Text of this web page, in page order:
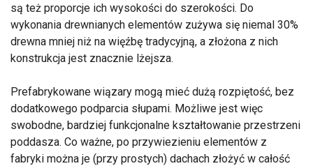
są też proporcje ich wysokości do szerokości. Do
wykonania drewnianych elementów zużywa się niemal 30%
drewna mniej niż na więźbę tradycyjną, a złożona z nich
konstrukcja jest znacznie lżejsza.
Prefabrykowane wiązary mogą mieć dużą rozpiętość, bez
dodatkowego podparcia słupami. Możliwe jest więc
swobodne, bardziej funkcjonalne kształtowanie przestrzeni
poddasza. Co ważne, po przywiezieniu elementów z
fabryki można je (przy prostych) dachach złożyć w całość